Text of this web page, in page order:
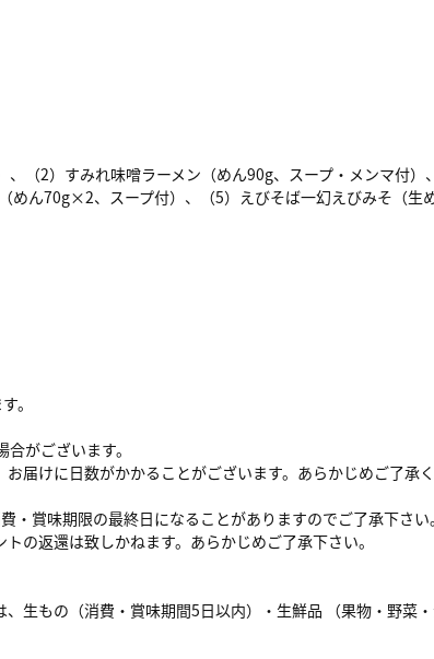
（2）すみれ味噌ラーメン（めん90g、スープ・メンマ付
めん70g×2、スープ付）、（5）えびそば一幻えびみそ（
。
がございます。
届けに日数がかかることがございます。あらかじめご了承
賞味期限の最終日になることがありますのでご了承下さい
の返還は致しかねます。あらかじめご了承下さい。
生もの（消費・賞味期間5日以内）・生鮮品 （果物・野菜